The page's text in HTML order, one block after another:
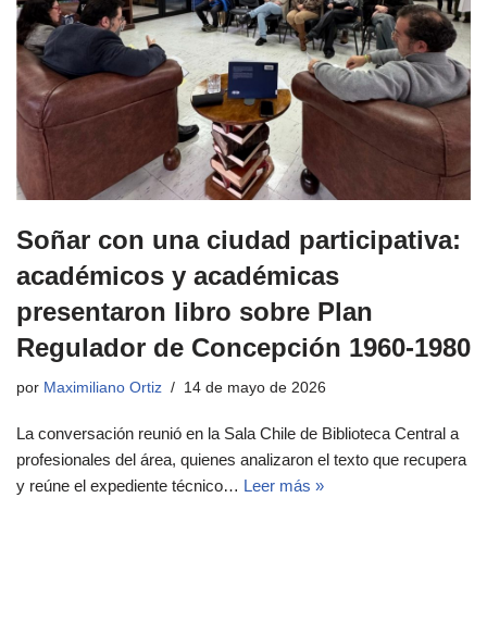
Soñar con una ciudad participativa:
académicos y académicas
presentaron libro sobre Plan
Regulador de Concepción 1960-1980
por Maximiliano Ortiz 14 de mayo de 2026
La conversación reunió en la Sala Chile de Biblioteca Central a
profesionales del área, quienes analizaron el texto que recupera
y reúne el expediente técnico… Leer más »